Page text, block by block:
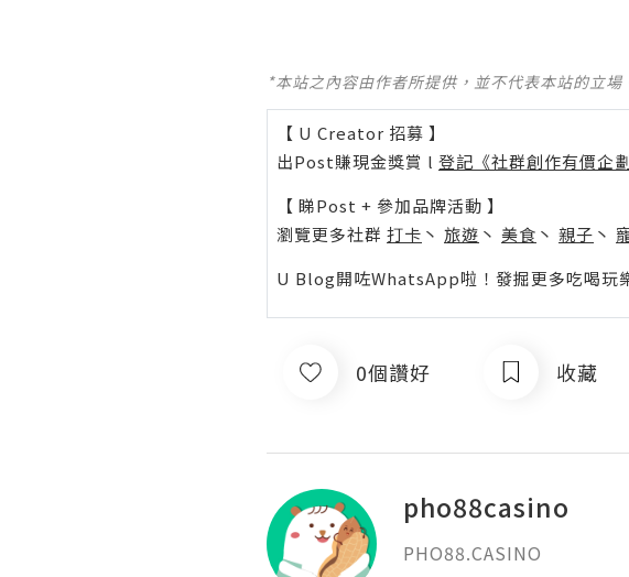
*本站之內容由作者所提供，並不代表本站的立
【 U Creator 招募 】
出Post賺現金獎賞 l 登記《社群創作有價企劃
【 睇Post + 參加品牌活動 】
瀏覽更多社群 打卡 丶 旅遊 丶 美食 丶 親子 丶
U Blog開咗WhatsApp啦！發掘更多吃喝玩
0個讚好 收藏
pho88casino
PHO88.CASINO